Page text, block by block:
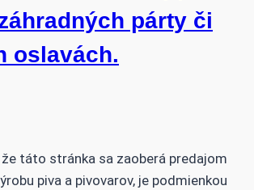
párty či
oslavách.
táto stránka sa zaoberá predajom
piva a pivovarov, je podmienkou